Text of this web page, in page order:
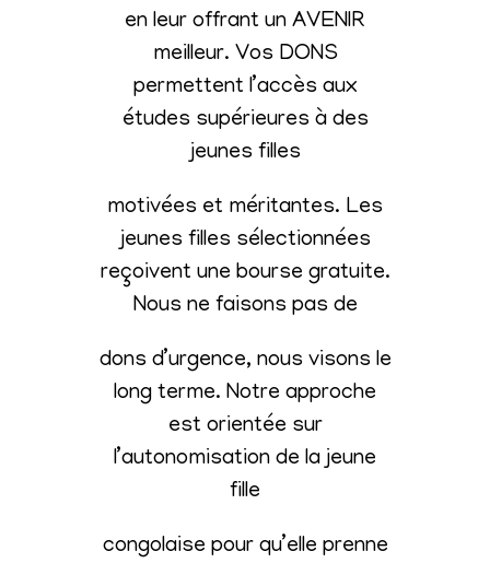
en leur offrant un AVENIR
meilleur. Vos DONS
permettent l’accès aux
études supérieures à des
jeunes filles
motivées et méritantes. Les
jeunes filles sélectionnées
reçoivent une bourse gratuite.
Nous ne faisons pas de
dons d’urgence, nous visons le
long terme. Notre approche
est orientée sur
l’autonomisation de la jeune
fille
congolaise pour qu’elle prenne